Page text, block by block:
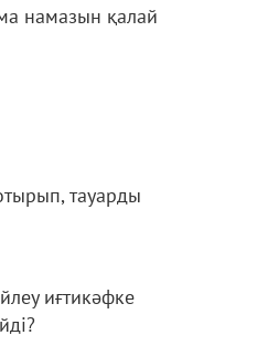
намазын қалай
тауарды
иғтикәфке